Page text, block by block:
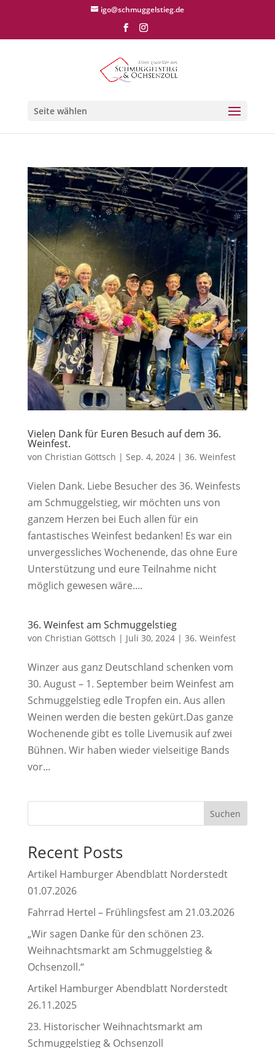
igo@schmuggelstieg.de
Seite wählen
Vielen Dank für Euren Besuch auf dem 36.
Weinfest.
von Christian Göttsch | Sep. 4, 2024| 36. Weinfest
Vielen Dank. Liebe Besucher des 36. Weinfests
am Schmuggelstieg, wir möchten uns von
ganzem Herzen bei Euch allen für ein
fantastisches Weinfest bedanken! Es war ein
unvergessliches Wochenende, das ohne Eure
Unterstützung und eure Teilnahme nicht
möglich gewesen wäre....
36. Weinfest am Schmuggelstieg
von Christian Göttsch | Juli 30, 2024| 36. Weinfest
Winzer aus ganz Deutschland schenken vom
30. August – 1. September beim Weinfest am
Schmuggelstieg edle Tropfen ein. Aus allen
Weinen werden die besten gekürt.‍Das ganze
Wochenende gibt es tolle Livemusik auf zwei
Bühnen. Wir haben wieder vielseitige Bands
vor...
Suchen
Recent Posts
Artikel Hamburger Abendblatt Norderstedt
01.07.2026
Fahrrad Hertel – Frühlingsfest am 21.03.2026
„Wir sagen Danke für den schönen 23.
Weihnachtsmarkt am Schmuggelstieg &
Ochsenzoll.“
Artikel Hamburger Abendblatt Norderstedt
26.11.2025
23. Historischer Weihnachtsmarkt am
Schmuggelstieg & Ochsenzoll